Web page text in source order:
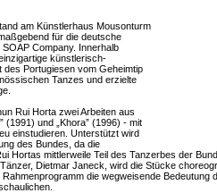
am Künstlerhaus Mousonturm
für die deutsche
Company. Innerhalb
künstlerisch-
Portugiesen vom Geheimtip
Tanzes und erzielte
Rui Horta zwei Arbeiten aus
(1991) und „Khora” (1996) - mit
einstudieren. Unterstützt wird
des Bundes, da die
Hortas mittlerweile Teil des Tanzerbes der
Dietmar Janeck, wird die Stücke
die wegweisende Bedeutung